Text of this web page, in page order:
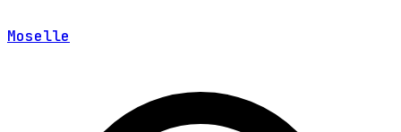
Moselle